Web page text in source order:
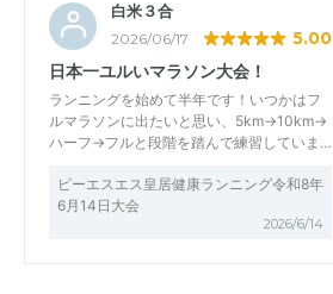
白米３合
2026/06/17 5.00
日本一ユルいマラソン大会！
ランニングを始めて半年です！いつかはフ
ルマラソンに出たいと思い、5km→10km→
ハーフ→フルと段階を踏んで練習していま…
ピーエスエス皇居健康ランニング令和8年
6月14日大会
2026/6/14